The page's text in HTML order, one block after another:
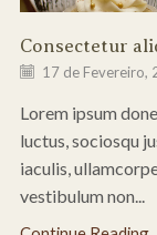
Consectetur
17 de Fevereiro,
Lorem ipsum
luctus, sociosqu
iaculis,
vestibulum non...